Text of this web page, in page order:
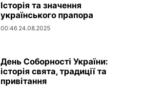
Історія та значення
українського прапора
00:46 24.08.2025
День Соборності України:
історія свята, традиції та
привітання